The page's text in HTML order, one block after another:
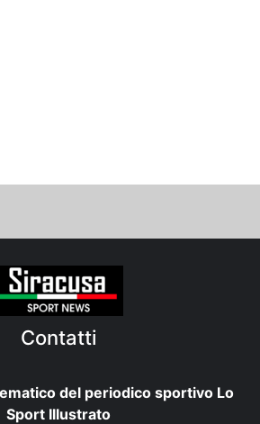
Contatti
del periodico sportivo Lo
Sport Illustrato